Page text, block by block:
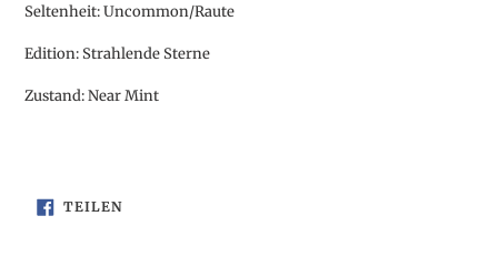
hinzugefügt
Seltenheit: Uncommon/Raute
Edition: Strahlende Sterne
Zustand: Near Mint
TEILENAUF
FACEBOOK